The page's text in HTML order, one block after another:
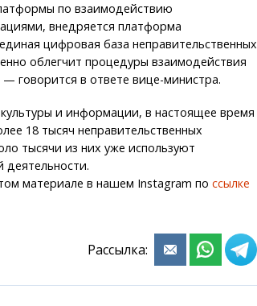
по взаимодействию
внедряется платформа
цифровая база неправительственных
облегчит процедуры взаимодействия
говорится в ответе вице-министра.
и информации, в настоящее время
18 тысяч неправительственных
тысячи из них уже используют
деятельности.
материале в нашем Instagram по ссылке
Рассылка: